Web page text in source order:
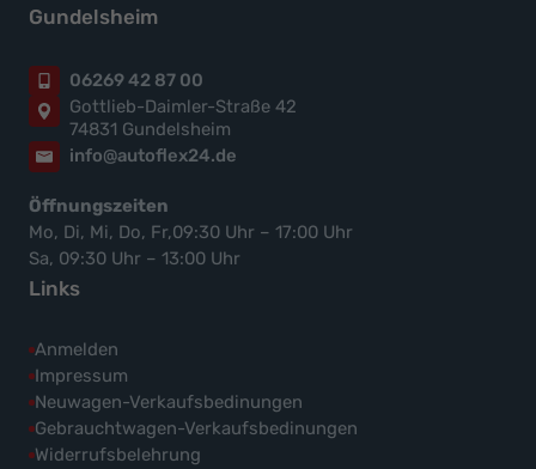
Gundelsheim
06269 42 87 00
Gottlieb-Daimler-Straße 42
74831 Gundelsheim
info@autoflex24.de
Öffnungszeiten
Mo, Di, Mi, Do, Fr,09:30 Uhr – 17:00 Uhr
Sa, 09:30 Uhr – 13:00 Uhr
Links
Anmelden
Impressum
Neuwagen-Verkaufsbedinungen
Gebrauchtwagen-Verkaufsbedinungen
Widerrufsbelehrung